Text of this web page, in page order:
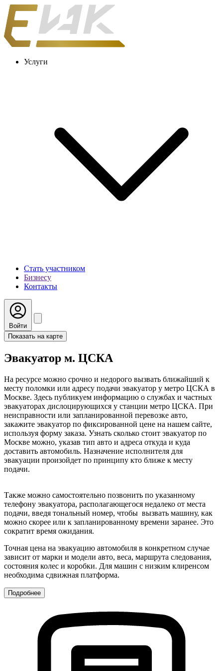
Услуги
Стать участником
Бизнесу
Контакты
Войти
Показать на карте
Эвакуатор м. ЦСКА
На ресурсе можно срочно и недорого вызвать ближайший к
месту поломки или адресу подачи эвакуатор у метро ЦСКА в
Москве. Здесь публикуем информацию о службах и частных
эвакуаторах дислоцирующихся у станции метро ЦСКА. При
неисправности или запланированной перевозке авто,
закажите эвакуатор по фиксированной цене на нашем сайте,
используя форму заказа. Узнать сколько стоит эвакуатор по
Москве можно, указав тип авто и адреса откуда и куда
доставить автомобиль. Назначение исполнителя для
эвакуации произойдет по принципу кто ближе к месту
подачи.
Также можно самостоятельно позвонить по указанному
телефону эвакуатора, располагающегося недалеко от места
подачи, введя тональный номер, чтобы вызвать машину, как
можно скорее или к запланированному времени заранее. Это
сократит время ожидания.
Точная цена на эвакуацию автомобиля в конкретном случае
зависит от марки и модели авто, веса, маршрута следования,
состояния колес и коробки. Для машин с низким клиренсом
необходима сдвижная платформа.
Подробнее